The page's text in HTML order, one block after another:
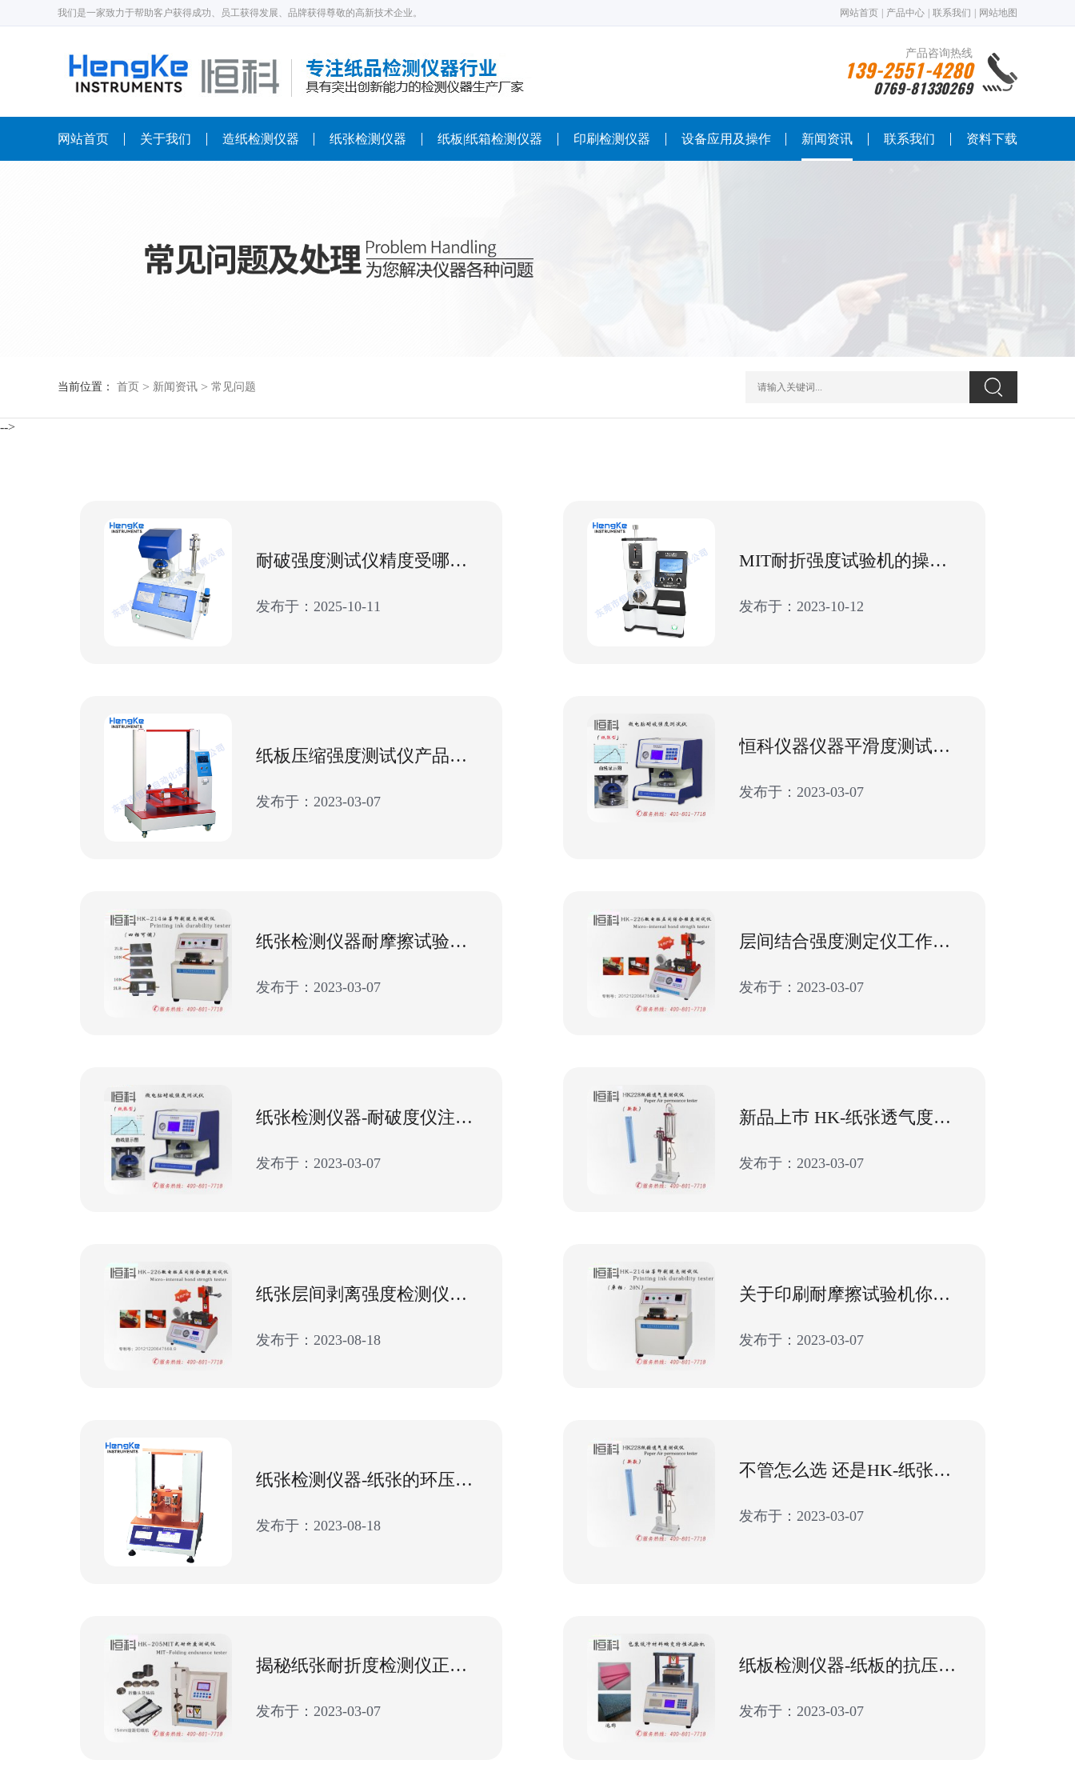
我们是一家致力于帮助客户获得成功、员工获得发展、品牌获得尊敬的高新技术企业。 网站首页 产品中心 联系我们 网站地图
产品咨询热线
139-2551-4280
0769-81330269
网站首页 关于我们 造纸检测仪器 纸张检测仪器 纸板|纸箱检测仪器 印刷检测仪器 设备应用及操作 新闻资讯 联系我们 资料下载
当前位置： 首页 > 新闻资讯 > 常见问题
-->
耐破强度测试仪精度受哪些因素影响？
发布于：2025-10-11
MIT耐折强度试验机的操作注意事项
发布于：2023-10-12
纸板压缩强度测试仪产品特点与使用方法
发布于：2023-03-07
恒科仪器仪器平滑度测试仪产品工作原理与标准
发布于：2023-03-07
纸张检测仪器耐摩擦试验机原理介绍-造纸研发部
发布于：2023-03-07
层间结合强度测定仪工作条件秘笈-造纸检测仪器
发布于：2023-03-07
纸张检测仪器-耐破度仪注油操作注意事项
发布于：2023-03-07
新品上巿 HK-纸张透气度测试仪销量再创新高
发布于：2023-03-07
纸张层间剥离强度检测仪器日常保养与维修
发布于：2023-08-18
关于印刷耐摩擦试验机你所不知道的那些事儿
发布于：2023-03-07
纸张检测仪器-纸张的环压强度测定仪步骤
发布于：2023-08-18
不管怎么选 还是HK-纸张透气度测试仪好
发布于：2023-03-07
揭秘纸张耐折度检测仪正常校准-纸张检测仪器
发布于：2023-03-07
纸板检测仪器-纸板的抗压强度测试目的
发布于：2023-03-07